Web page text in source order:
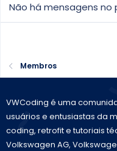
Não há mensagens no
Membros
VWCoding é uma
usuários e entusiastas da
coding, retrofit e tutoriais
Volkswagen AG,